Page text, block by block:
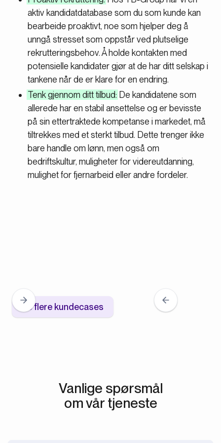
aktiv kandidatdatabase som du som kunde kan
bearbeide proaktivt, noe som hjelper deg å
unngå stresset som oppstår ved plutselige
rekrutteringsbehov. Å holde kontakten med
potensielle kandidater gjør at de har ditt selskap i
tankene når de er klare for en endring.
Tenk gjennom ditt tilbud: De kandidatene som
allerede har en stabil ansettelse og er bevisste
på sin ettertraktede kompetanse i markedet, må
tiltrekkes med et sterkt tilbud. Dette trenger ikke
bare handle om lønn, men også om
bedriftskultur, muligheter for videreutdanning,
mulighet for fjernarbeid eller andre fordeler.
Se flere kundecases
Vanlige spørsmål
om vår tjeneste